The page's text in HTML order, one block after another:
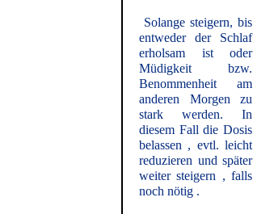
Solange steigern, bis
entweder der Schlaf
erholsam ist oder
Müdigkeit bzw.
Benommenheit am
anderen Morgen zu
stark werden. In
diesem Fall die Dosis
belassen , evtl. leicht
reduzieren und später
weiter steigern , falls
noch nötig .